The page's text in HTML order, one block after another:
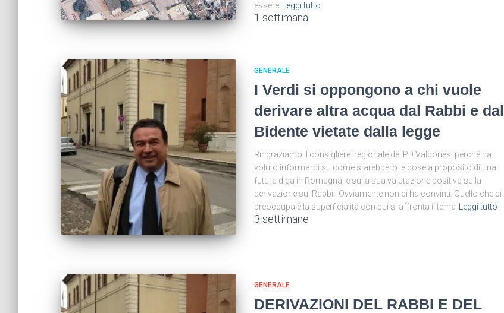
essere
Leggi tutto
1 settimana
GENERALE
I Verdi si oppongono a chi vuole
derivare altra acqua dal Rabbi e dal
Bidente vietate dalla legge
Ringraziamo il consigliere regionale del PD Valbonesi perché ha
voluto informarci su come starebbero le cose a proposito di una
futura diga in Romagna, e sulla sua valutazione positiva sulla
derivazione sul Rabbi. Ovviamente non ci ha convinti. Quello che ci
preoccupa è la superficialità con cui si affronta il tema
Leggi tutto
3 settimane
GENERALE
DERIVAZIONI DEL RABBI E DEL